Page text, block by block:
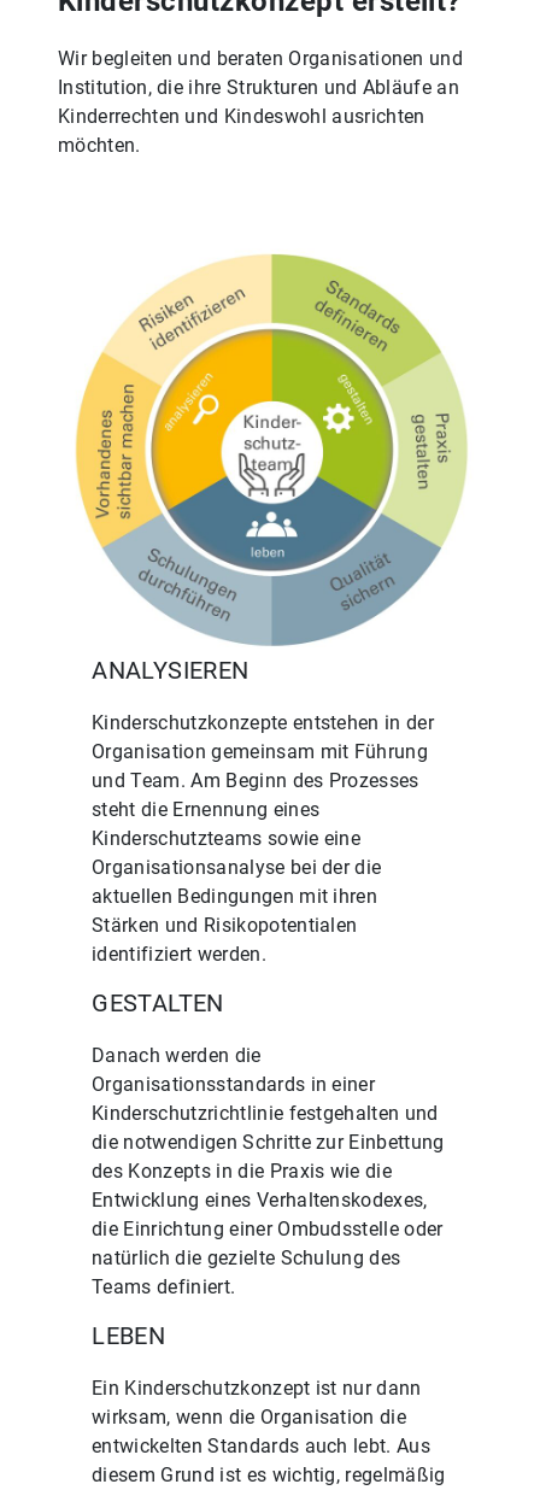
Wir begleiten und beraten Organisationen und
Institution, die ihre Strukturen und Abläufe an
Kinderrechten und Kindeswohl ausrichten
möchten.
ANALYSIEREN
Kinderschutzkonzepte entstehen in der
Organisation gemeinsam mit Führung
und Team. Am Beginn des Prozesses
steht die Ernennung eines
Kinderschutzteams sowie eine
Organisationsanalyse bei der die
aktuellen Bedingungen mit ihren
Stärken und Risikopotentialen
identifiziert werden.
GESTALTEN
Danach werden die
Organisationsstandards in einer
Kinderschutzrichtlinie festgehalten und
die notwendigen Schritte zur Einbettung
des Konzepts in die Praxis wie die
Entwicklung eines Verhaltenskodexes,
die Einrichtung einer Ombudsstelle oder
natürlich die gezielte Schulung des
Teams definiert.
LEBEN
Ein Kinderschutzkonzept ist nur dann
wirksam, wenn die Organisation die
entwickelten Standards auch lebt. Aus
diesem Grund ist es wichtig, regelmäßig